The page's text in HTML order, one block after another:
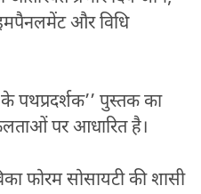
इमपैनलमेंट और विधि
के पथप्रदर्शक’’ पुस्तक का
पर आधारित है।
फोरम सोसायटी की शासी